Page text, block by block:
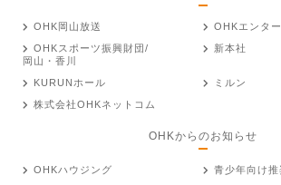
OHK岡山放送
OHKエンタ
OHKスポーツ振興財団/
岡山・香川
新本社
KURUNホール
ミルン
株式会社OHKネットコム
OHKからのお知らせ
OHKハウジング
青少年向け推